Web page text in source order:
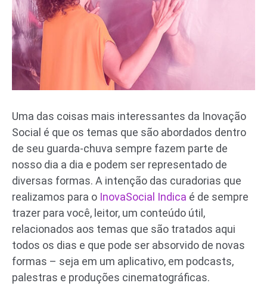
Uma das coisas mais interessantes da Inovação
Social é que os temas que são abordados dentro
de seu guarda-chuva sempre fazem parte de
nosso dia a dia e podem ser representado de
diversas formas. A intenção das curadorias que
realizamos para o InovaSocial Indica é de sempre
trazer para você, leitor, um conteúdo útil,
relacionados aos temas que são tratados aqui
todos os dias e que pode ser absorvido de novas
formas – seja em um aplicativo, em podcasts,
palestras e produções cinematográficas.